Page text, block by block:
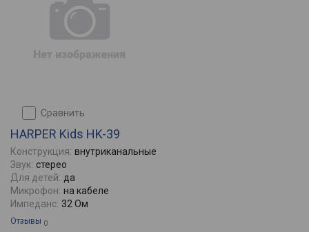
сравнить
HARPER Kids HK-39
Конструкция: внутриканальные
Звук: стерео
Для детей: да
Микрофон: на кабеле
Импеданс: 32 Ом
Отзывы 0